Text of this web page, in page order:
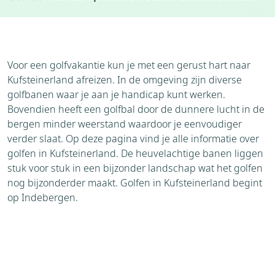
Weer
Voor een golfvakantie kun je met een gerust hart naar
Kufsteinerland afreizen. In de omgeving zijn diverse
golfbanen waar je aan je handicap kunt werken.
Bovendien heeft een golfbal door de dunnere lucht in de
bergen minder weerstand waardoor je eenvoudiger
verder slaat. Op deze pagina vind je alle informatie over
golfen in Kufsteinerland. De heuvelachtige banen liggen
stuk voor stuk in een bijzonder landschap wat het golfen
nog bijzonderder maakt. Golfen in Kufsteinerland begint
op Indebergen.